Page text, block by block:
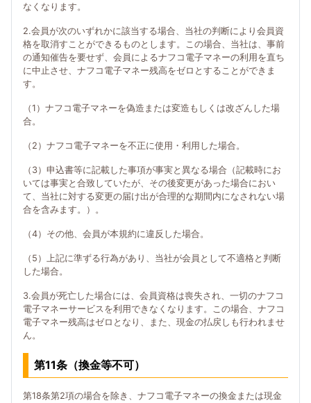
なくなります。
2.会員が次のいずれかに該当する場合、当社の判断により会員資
格を取消すことができるものとします。この場合、当社は、事前
の通知催告を要せず、会員によるナフコ電子マネーの利用を直ち
に中止させ、ナフコ電子マネー残高をゼロとすることができま
す。
（1）ナフコ電子マネーを偽造または変造もしくは改ざんした場
合。
（2）ナフコ電子マネーを不正に使用・利用した場合。
（3）申込書等に記載した事項が事実と異なる場合（記載時にお
いては事実と合致していたが、その後変更があった場合におい
て、当社に対する変更の届け出が合理的な期間内になされない場
合を含みます。）。
（4）その他、会員が本規約に違反した場合。
（5）上記に準ずる行為があり、当社が会員として不適格と判断
した場合。
3.会員が死亡した場合には、会員資格は喪失され、一切のナフコ
電子マネーサービスを利用できなくなります。この場合、ナフコ
電子マネー残高はゼロとなり、また、現金の払戻しも行われませ
ん。
第11条（換金等不可）
第18条第2項の場合を除き、ナフコ電子マネーの換金または現金